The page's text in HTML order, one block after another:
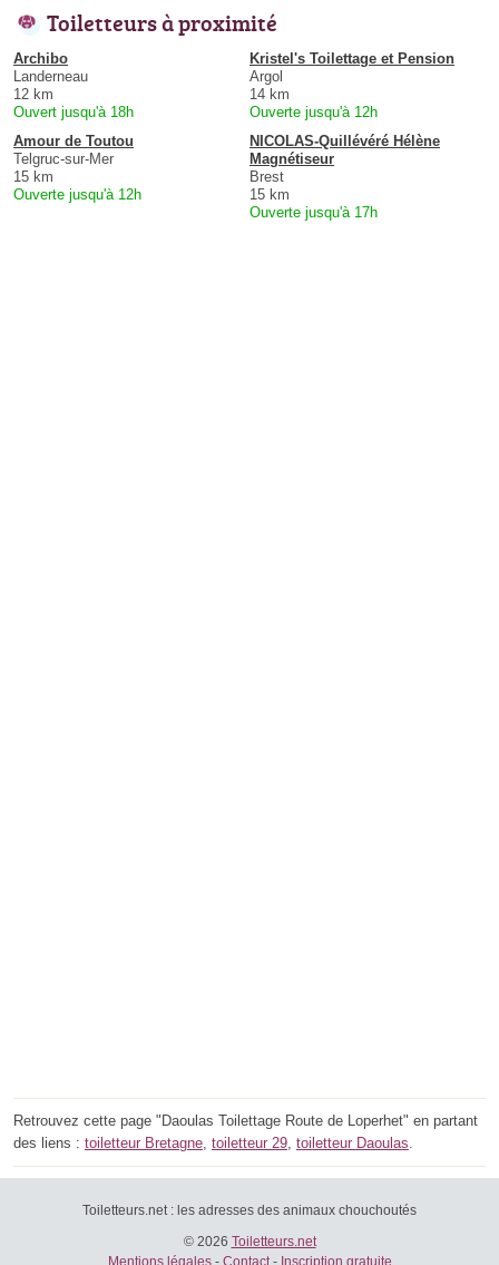
Toiletteurs à proximité
Archibo
Landerneau
12 km
Ouvert jusqu'à 18h
Kristel's Toilettage et Pension
Argol
14 km
Ouverte jusqu'à 12h
Amour de Toutou
Telgruc-sur-Mer
15 km
Ouverte jusqu'à 12h
NICOLAS-Quillévéré Hélène
Magnétiseur
Brest
15 km
Ouverte jusqu'à 17h
Retrouvez cette page "Daoulas Toilettage Route de Loperhet" en partant
des liens : toiletteur Bretagne, toiletteur 29, toiletteur Daoulas.
Toiletteurs.net : les adresses des animaux chouchoutés
© 2026 Toiletteurs.net
Mentions légales- Contact- Inscription gratuite